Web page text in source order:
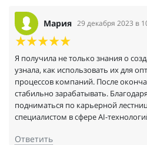
Мария 29 декабря 2023 в
Я получила не только знания о
узнала, как использовать их для
процессов компаний. После
стабильно зарабатывать.
подниматься по карьерной
специалистом в сфере AI-
Ответить